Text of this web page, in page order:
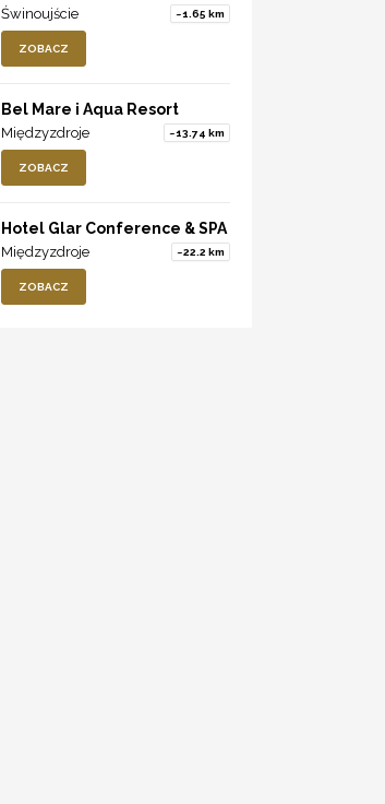
Świnoujście ~1.65 km
ZOBACZ
Bel Mare i Aqua Resort
Międzyzdroje ~13.74 km
ZOBACZ
Hotel Glar Conference & SPA
Międzyzdroje ~22.2 km
ZOBACZ